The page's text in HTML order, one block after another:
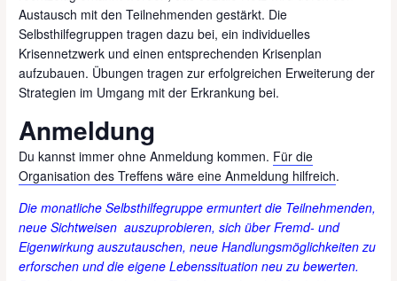
Austausch mit den Teilnehmenden gestärkt. Die
Selbsthilfegruppen tragen dazu bei, ein individuelles
Krisennetzwerk und einen entsprechenden Krisenplan
aufzubauen. Übungen tragen zur erfolgreichen Erweiterung der
Strategien im Umgang mit der Erkrankung bei.
Anmeldung
Du kannst immer ohne Anmeldung kommen. Für die
Organisation des Treffens wäre eine Anmeldung hilfreich.
Die monatliche Selbsthilfegruppe ermuntert die Teilnehmenden,
neue Sichtweisen auszuprobieren, sich über Fremd- und
Eigenwirkung auszutauschen, neue Handlungsmöglichkeiten zu
erforschen und die eigene Lebenssituation neu zu bewerten.